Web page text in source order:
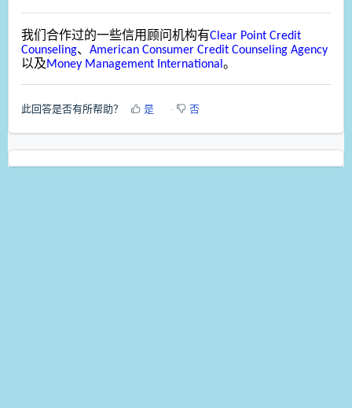
我们合作过的一些信用顾问机构有Clear Point Credit
Counseling、 American Consumer Credit Counseling Agency
以及Money Management International。
此回答是否有所帮助？ 是 否